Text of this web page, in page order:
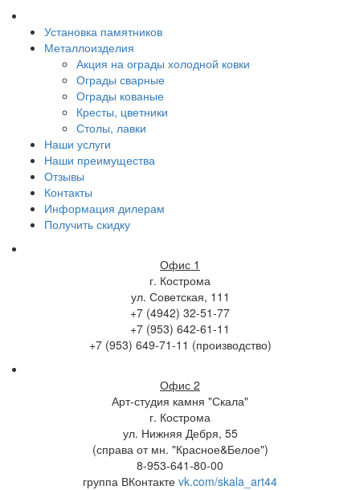
Установка памятников
Металлоизделия
Акция на ограды холодной ковки
Ограды сварные
Ограды кованые
Кресты, цветники
Столы, лавки
Наши услуги
Наши преимущества
Отзывы
Контакты
Информация дилерам
Получить скидку
Офис 1
г. Кострома
ул. Советская, 111
+7 (4942) 32-51-77
+7 (953) 642-61-11
+7 (953) 649-71-11 (производство)
Офис 2
Арт-студия камня "Скала"
г. Кострома
ул. Нижняя Дебря, 55
(справа от мн. "Красное&Белое")
8-953-641-80-00
группа ВКонтакте vk.com/skala_art44